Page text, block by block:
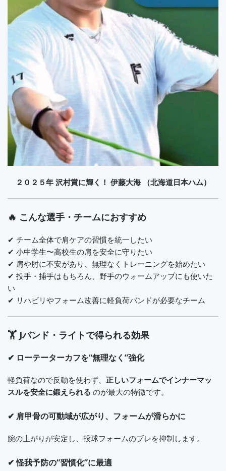
２０２５年 沢村賞に輝く！ 伊藤大海 （北海道日本ハム）
🔥 こんな選手・チームにおすすめ
✔ チーム全体で肩ケアの習慣を統一したい
✔ 小中学生〜高校生の肩を安全に守りたい
✔ 肩や肘に不安があり、無理なくトレーニングを始めたい
✔ 投手・捕手はもちろん、野手のウォームアップにも使いた
い
✔ リハビリやフォーム改善に軽負荷バンドが必要なチーム
🏋️ Jバンド・ライトで得られる効果
✔ ローテーターカフを“無理なく”強化
軽負荷なので反動を使わず、 正しいフォームでインナーマッ
スルを安全に鍛えられる のが最大の特徴です。
✔ 肩甲骨の可動域が広がり、フォームが滑らかに
腕の上がりが安定し、投球フォームのブレを抑制します。
✔ 怪我予防の“習慣化”に最適